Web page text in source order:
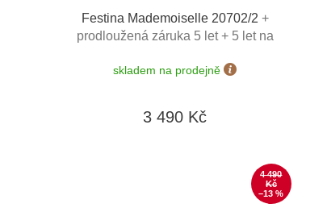
Festina Mademoiselle 20702/2 +
prodloužená záruka 5 let + 5 let na
výměny do 190 dní + zkrácení řemínku
skladem na prodejně
3 490 Kč
4 490
Kč
–13 %